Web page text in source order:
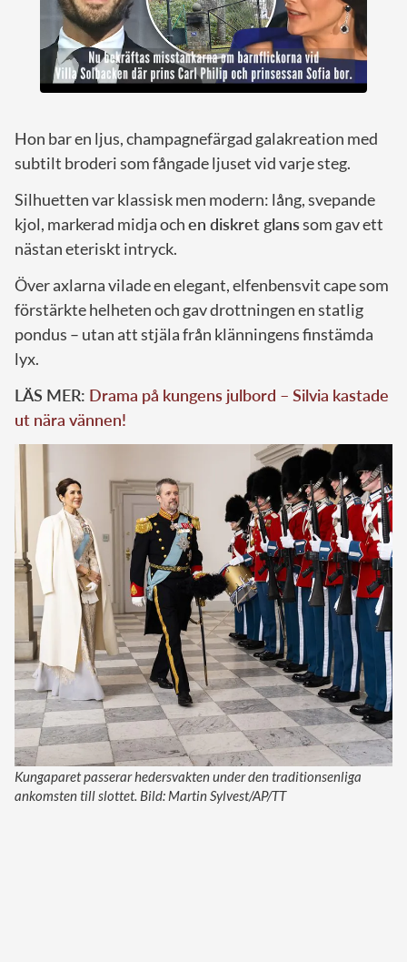
Hon bar en ljus, champagnefärgad galakreation med
subtilt broderi som fångade ljuset vid varje steg.
Silhuetten var klassisk men modern: lång, svepande
kjol, markerad midja ochen diskret glanssom gav ett
nästan eteriskt intryck.
Över axlarna vilade en elegant, elfenbensvit cape som
förstärkte helheten och gav drottningen en statlig
pondus – utan att stjäla från klänningens finstämda
lyx.
LÄS MER: Drama på kungens julbord – Silvia kastade
ut nära vännen!
Kungaparet passerar hedersvakten under den traditionsenliga
ankomsten till slottet. Bild: Martin Sylvest/AP/TT